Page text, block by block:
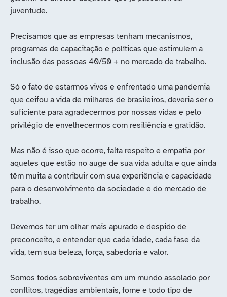
juventude.
Precisamos que as empresas tenham mecanismos,
programas de capacitação e políticas que estimulem a
inclusão das pessoas 40/50 + no mercado de trabalho.
Só o fato de estarmos vivos e enfrentado uma pandemia
que ceifou a vida de milhares de brasileiros, deveria ser o
suficiente para agradecermos por nossas vidas e pelo
privilégio de envelhecermos com resiliência e gratidão.
Mas não é isso que ocorre, falta respeito e empatia por
aqueles que estão no auge de sua vida adulta e que ainda
têm muita a contribuir com sua experiência e capacidade
para o desenvolvimento da sociedade e do mercado de
trabalho.
Devemos ter um olhar mais apurado e despido de
preconceito, e entender que cada idade, cada fase da
vida, tem sua beleza, força, sabedoria e valor.
Somos todos sobreviventes em um mundo assolado por
conflitos, tragédias ambientais, fome e todo tipo de